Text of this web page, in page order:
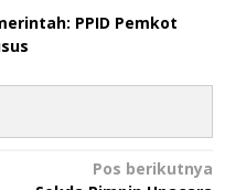
PPID Pemkot
Pos berikutnya